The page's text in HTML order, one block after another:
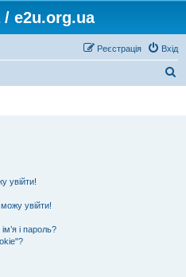
e2u.org.ua
Вхід
Реєстрація
увійти!
увійти!
і пароль?